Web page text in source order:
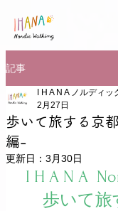
記事
歩いて旅する京
編-
I H A N A ノルディ
2月27日
更新日： 3月30日
I H A N A
歩いて旅